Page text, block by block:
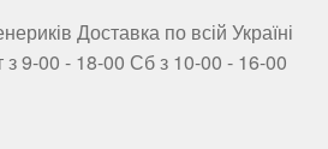
Доставка по всій Україні
9-00 - 18-00 Сб з 10-00 - 16-00